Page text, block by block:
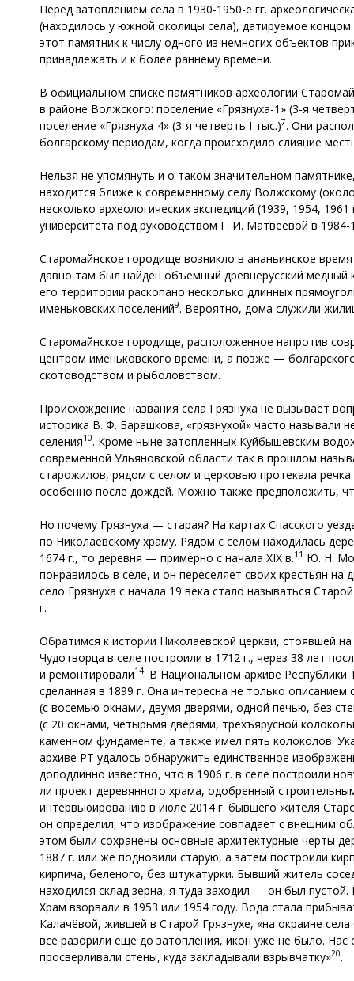
Перед затоплением села в 1930-1950-е гг.
(находилось у южной околицы села), датируемое
этот памятник к числу одного из немногих объектов
принадлежать и к более раннему времени.
В официальном списке памятников археологии
в районе Волжского: поселение «Грязнуха-1» (3-я
поселение «Грязнуха-4» (3-я четверть I тыс.)7. Они
болгарскому периодам, когда происходило слияние
Нельзя не упомянуть и о таком значительном
находится ближе к современному селу Волжскому
несколько археологических экспедиций (1939, 1954,
университета под руководством Г. И. Матвеевой в 1984-
Старомайнское городище возникло в ананьинское
давно там был найден объемный древнерусский медный
его территории раскопано несколько длинных
именьковских поселений9. Вероятно, дома служили
Старомайнское городище, расположенное напротив
центром именьковского времени, а позже —
скотоводством и рыболовством.
Происхождение названия села Грязнуха не вызывает
историка В. Ф. Барашкова, «грязнухой» часто
селения10. Кроме ныне затопленных Куйбышевским
современной Ульяновской области так в прошлом
старожилов, рядом с селом и церковью протекала
особенно после дождей. Можно также предположить,
Но почему Грязнуха — старая? На картах Спасского
по Николаевскому храму. Рядом с селом находилась
1674 г., то деревня — примерно с начала XIX в.11 Ю. Н.
понравилось в селе, и он переселяет своих крестьян
село Грязнуха с начала 19 века стало называться
г.
Обратимся к истории Николаевской церкви, стоявшей
Чудотворца в селе построили в 1712 г., через 38 лет
и ремонтировали14. В Национальном архиве Республики
сделанная в 1899 г. Она интересна не только
(с восемью окнами, двумя дверями, одной печью, без
(с 20 окнами, четырьмя дверями, трехъярусной
каменном фундаменте, а также имел пять колоколов.
архиве РТ удалось обнаружить единственное
доподлинно известно, что в 1906 г. в селе построили
ли проект деревянного храма, одобренный
интервьюированию в июле 2014 г. бывшего жителя
он определил, что изображение совпадает с внешним
этом были сохранены основные архитектурные черты
1887 г. или же подновили старую, а затем построили
кирпича, беленого, без штукатурки. Бывший житель
находился склад зерна, я туда заходил — он был
Храм взорвали в 1953 или 1954 году. Вода стала
Калачёвой, жившей в Старой Грязнухе, «на окраине
все разорили еще до затопления, икон уже не было.
просверливали стены, куда закладывали взрывчатку»20.